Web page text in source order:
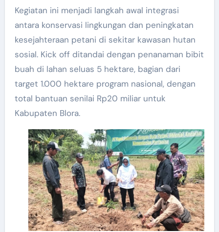
Kegiatan ini menjadi langkah awal integrasi
antara konservasi lingkungan dan peningkatan
kesejahteraan petani di sekitar kawasan hutan
sosial. Kick off ditandai dengan penanaman bibit
buah di lahan seluas 5 hektare, bagian dari
target 1.000 hektare program nasional, dengan
total bantuan senilai Rp20 miliar untuk
Kabupaten Blora.